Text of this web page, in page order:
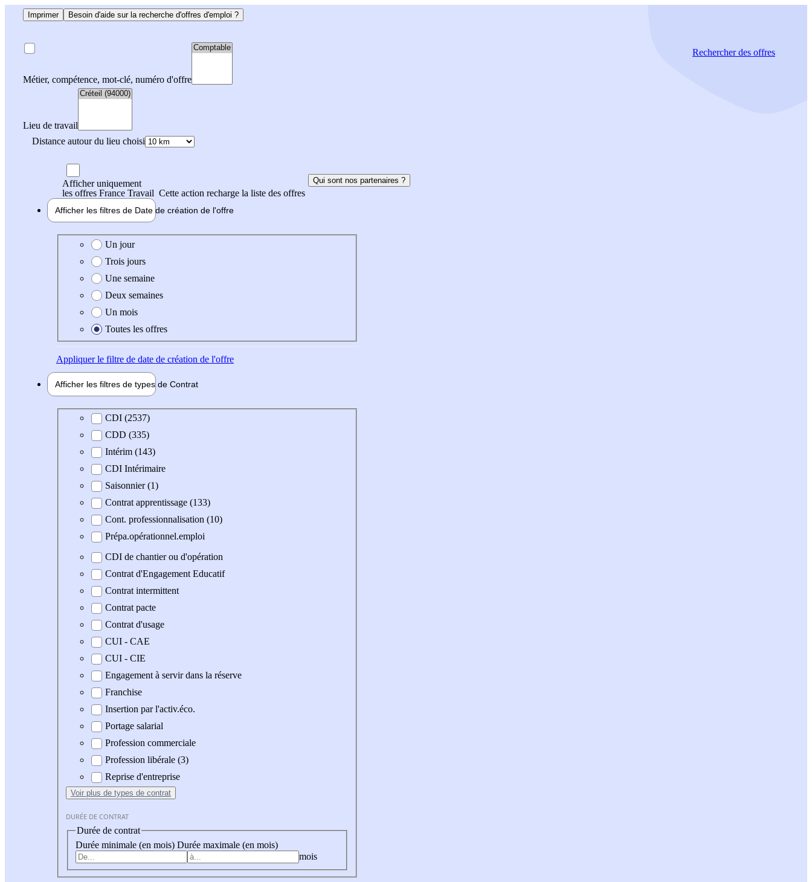
Imprimer Besoin d'aide sur la recherche d'offres d'emploi ?
Métier, compétence, mot-clé, numéro d'offre
Lieu de travail
Distance autour du lieu choisi
Rechercherdes offres
Afficher uniquement
les offres France Travail Cette action recharge la liste des offres
Qui sont nos partenaires ?
Afficher les filtres de Date de création de l'offre
Date de création de l'offre
Un jour
Trois jours
Une semaine
Deux semaines
Un mois
Toutes les offres
Appliquerle filtre de date de création de l'offre
Afficher les filtres de types de Contrat
Type de contratCDI (2537)
CDD (335)
Intérim (143)
CDI Intérimaire
Saisonnier (1)
Contrat apprentissage (133)
Cont. professionnalisation (10)
Prépa.opérationnel.emploi
CDI de chantier ou d'opération
Contrat d'Engagement Educatif
Contrat intermittent
Contrat pacte
Contrat d'usage
CUI - CAE
CUI - CIE
Engagement à servir dans la réserve
Franchise
Insertion par l'activ.éco.
Portage salarial
Profession commerciale
Profession libérale (3)
Reprise d'entreprise
Voir plus de types de contrat
DURÉE DE CONTRAT
Durée de contrat
Durée minimale (en mois) Durée maximale (en mois)
mois